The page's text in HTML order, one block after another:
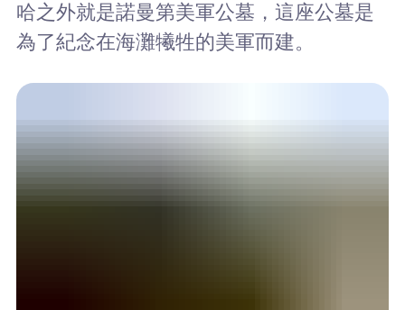
哈之外就是諾曼第美軍公墓，這座公墓是
為了紀念在海灘犧牲的美軍而建。